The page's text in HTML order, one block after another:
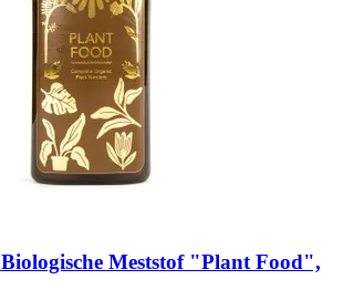
Biologische Meststof "Plant Food",